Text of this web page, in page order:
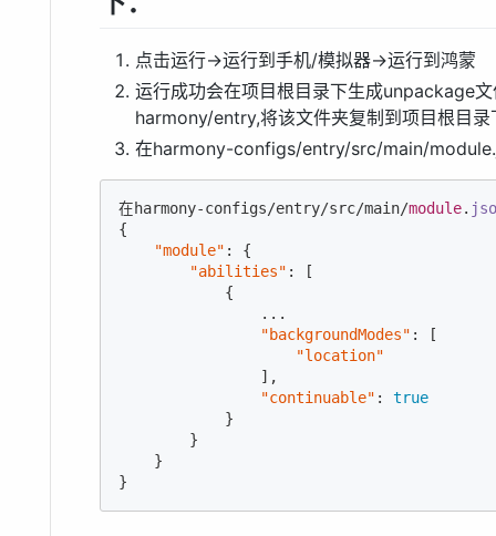
点击运行->运行到手机/模拟器->运行到鸿蒙
运行成功会在项目根目录下生成unpackage
harmony/entry,将该文件夹复制到项目根目
在harmony-configs/entry/src/main/
在harmony-configs/entry/src/main/module.
{
"module" : {
"abilities" : [
            {
                ...
"backgroundModes" : [
"location"
                ],
"continuable" : true
            }
        }
    }
}